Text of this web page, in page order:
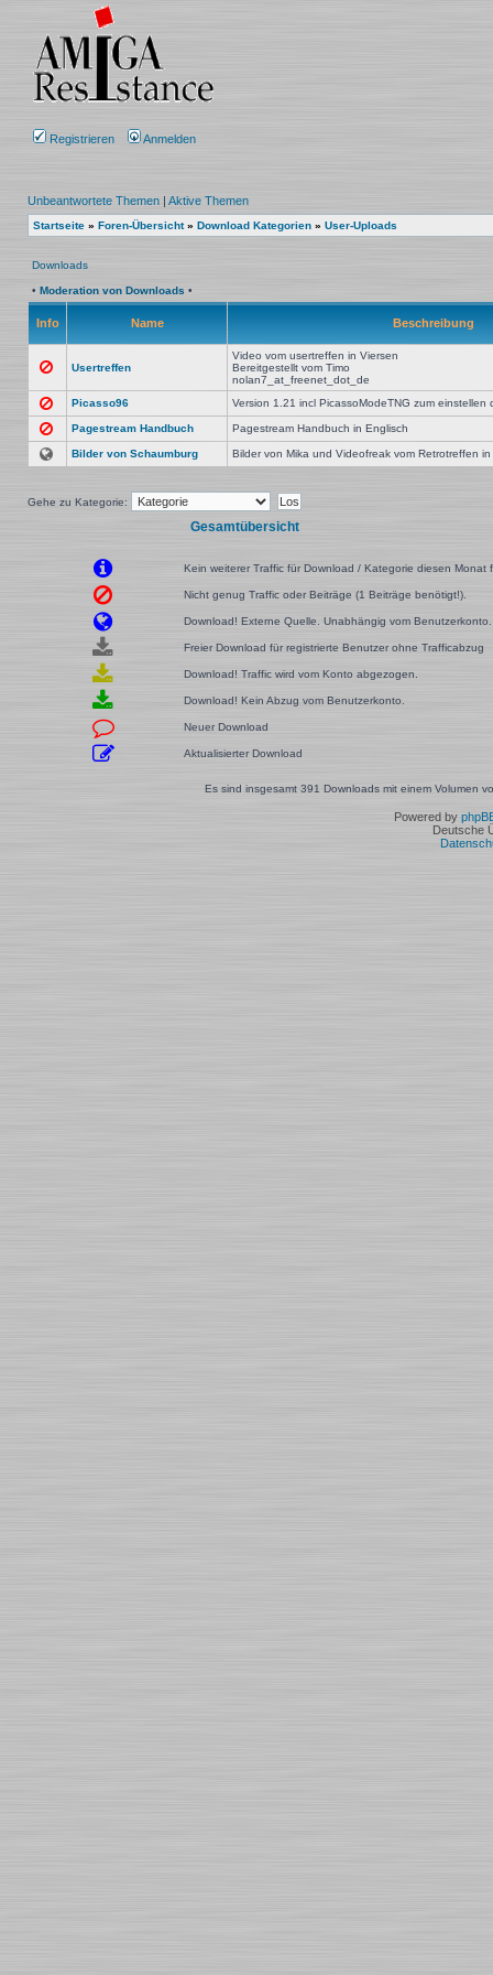
Registrieren Anmelden
Unbeantwortete Themen | Aktive Themen
Startseite » Foren-Übersicht» Download Kategorien » User-Uploads
Downloads
• Moderation von Downloads •
Info Name Beschreibung
Usertreffen
Video vom usertreffen in Viersen
Bereitgestellt vom Timo
nolan7_at_freenet_dot_de
Picasso96
Version 1.21 incl PicassoModeTNG zum einstellen
Pagestream Handbuch Pagestream Handbuch in Englisch
Bilder von Schaumburg Bilder von Mika und Videofreak vom Retrotreffen
Gehe zu Kategorie:
Gesamtübersicht
Kein weiterer Traffic für Download / Kategorie diesen Monat
Nicht genug Traffic oder Beiträge (1 Beiträge benötigt!).
Download! Externe Quelle. Unabhängig vom Benutzerkonto.
Freier Download für registrierte Benutzer ohne Trafficabzug
Download! Traffic wird vom Konto abgezogen.
Download! Kein Abzug vom Benutzerkonto.
Neuer Download
Aktualisierter Download
Es sind insgesamt 391 Downloads mit einem Volumen
Powered by
Deutsche